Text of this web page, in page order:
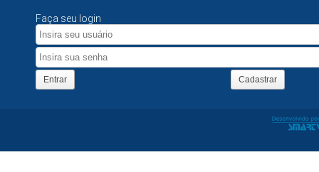
Faça seu login
Entrar Cadastrar